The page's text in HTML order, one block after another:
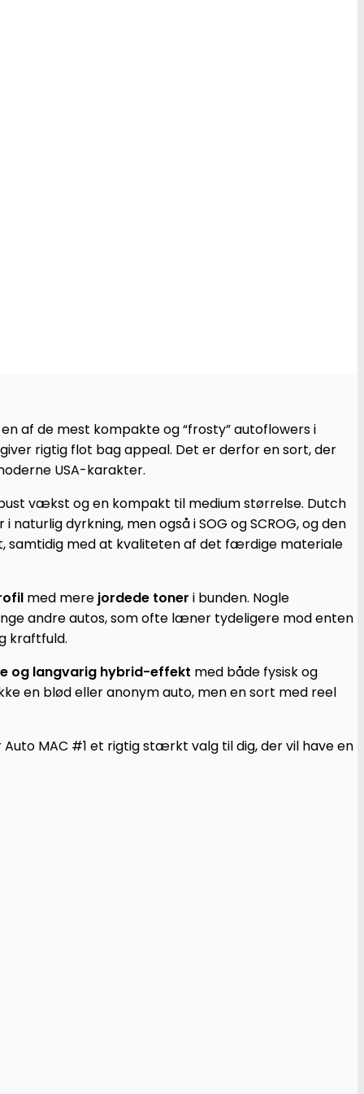
af de mest kompakte og “frosty” autoflowers i
rigtig flot bag appeal. Det er derfor en sort, der
USA-karakter.
vækst og en kompakt til medium størrelse. Dutch
dyrkning, men også i SOG og SCROG, og den
samtidig med at kvaliteten af det færdige materiale
med mere jordede toner i bunden. Nogle
andre autos, som ofte læner tydeligere mod enten
kraftfuld.
og langvarig hybrid-effekt med både fysisk og
en blød eller anonym auto, men en sort med reel
MAC #1 et rigtig stærkt valg til dig, der vil have en